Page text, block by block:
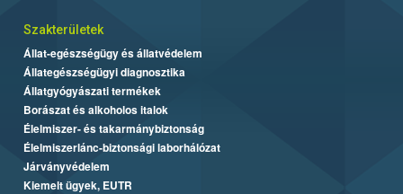
Szakterületek
Állat-egészségügy és állatvédelem
Állategészségügyi diagnosztika
Állatgyógyászati termékek
Borászat és alkoholos italok
Élelmiszer- és takarmánybiztonság
Élelmiszerlánc-biztonsági laborhálózat
Járványvédelem
Kiemelt ügyek, EUTR